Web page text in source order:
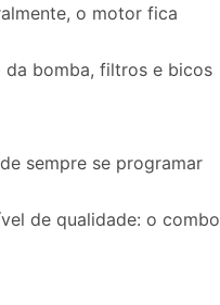
o motor fica
bomba, filtros e bicos
sempre se programar
de qualidade: o combo